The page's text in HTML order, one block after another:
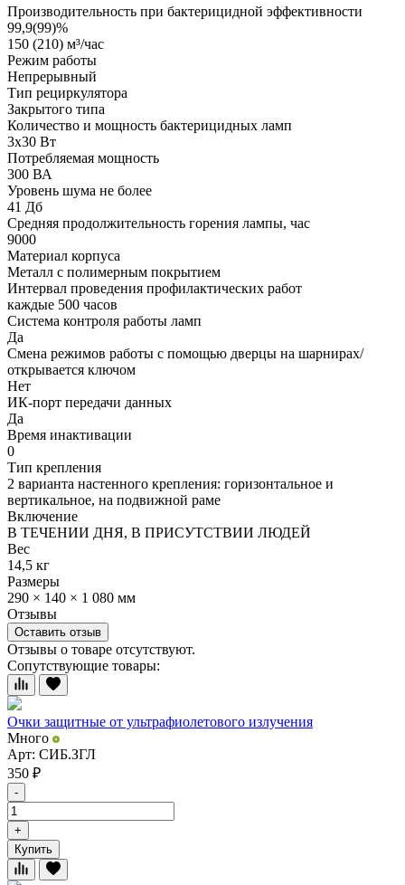
Производительность при бактерицидной эффективности
99,9(99)%
150 (210) м³/час
Режим работы
Непрерывный
Тип рециркулятора
Закрытого типа
Количество и мощность бактерицидных ламп
3х30 Вт
Потребляемая мощность
300 ВА
Уровень шума не более
41 Дб
Средняя продолжительность горения лампы, час
9000
Материал корпуса
Металл с полимерным покрытием
Интервал проведения профилактических работ
каждые 500 часов
Система контроля работы ламп
Да
Смена режимов работы с помощью дверцы на шарнирах/
открывается ключом
Нет
ИК-порт передачи данных
Да
Время инактивации
0
Тип крепления
2 варианта настенного крепления: горизонтальное и
вертикальное, на подвижной раме
Включение
В ТЕЧЕНИИ ДНЯ, В ПРИСУТСТВИИ ЛЮДЕЙ
Вес
14,5 кг
Размеры
290 × 140 × 1 080 мм
Отзывы
Оставить отзыв
Отзывы о товаре отсутствуют.
Сопутствующие товары:
Очки защитные от ультрафиолетового излучения
Много
Арт: СИБ.ЗГЛ
350 ₽
-
+
Купить